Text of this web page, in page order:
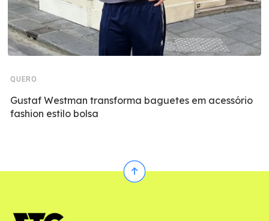
QUERO
Gustaf Westman transforma baguetes em acessório
fashion estilo bolsa